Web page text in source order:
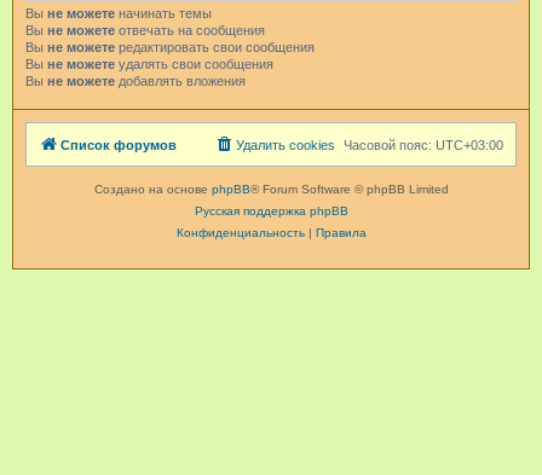
Вы не можете начинать темы
Вы не можете отвечать на сообщения
Вы не можете редактировать свои сообщения
Вы не можете удалять свои сообщения
Вы не можете добавлять вложения
Список форумов Часовой пояс: UTC+03:00
Удалить cookies
Создано на основе phpBB® Forum Software © phpBB Limited
Русская поддержка phpBB
Конфиденциальность| Правила